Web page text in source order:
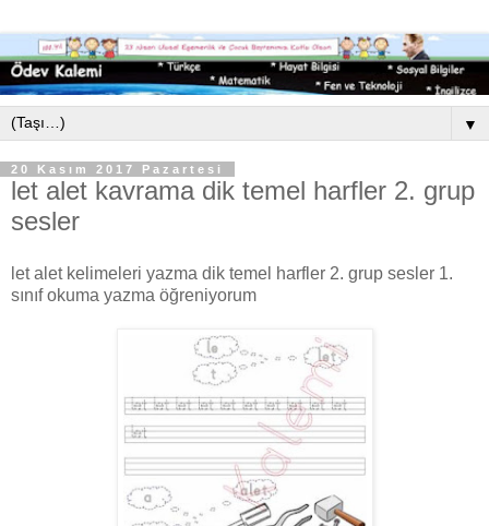
▼
20 Kasım 2017 Pazartesi
let alet kavrama dik temel harfler 2. grup
sesler
let alet kelimeleri yazma dik temel harfler 2. grup sesler 1.
sınıf okuma yazma öğreniyorum